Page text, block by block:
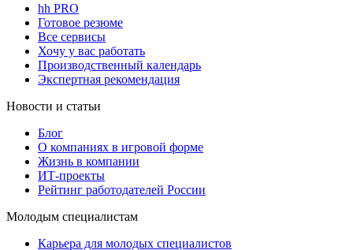
hh PRO
Готовое резюме
Все сервисы
Хочу у вас работать
Производственный календарь
Экспертная рекомендация
Новости и статьи
Блог
О компаниях в игровой форме
Жизнь в компании
ИТ-проекты
Рейтинг работодателей России
Молодым специалистам
Карьера для молодых специалистов